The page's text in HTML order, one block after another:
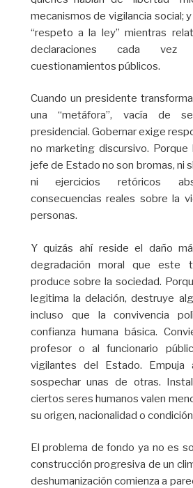
mecanismos de vigilancia social;
“respeto a la ley” mientras
declaraciones cada vez
cuestionamientos públicos.
Cuando un presidente
una “metáfora”, vacía de
presidencial. Gobernar exige
no marketing discursivo. Porque
jefe de Estado no son bromas, ni
ni ejercicios retóricos
consecuencias reales sobre la
personas.
Y quizás ahí reside el daño
degradación moral que este
produce sobre la sociedad.
legitima la delación, destruye
incluso que la convivencia
confianza humana básica.
profesor o al funcionario
vigilantes del Estado.
sospechar unas de otras.
ciertos seres humanos valen
su origen, nacionalidad o
El problema de fondo ya no es
construcción progresiva de un
deshumanización comienza a